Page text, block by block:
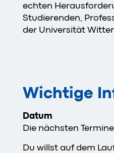
echten
Studierenden,
der Universität
Wichtige
Datum
Die nächsten
Du willst auf dem